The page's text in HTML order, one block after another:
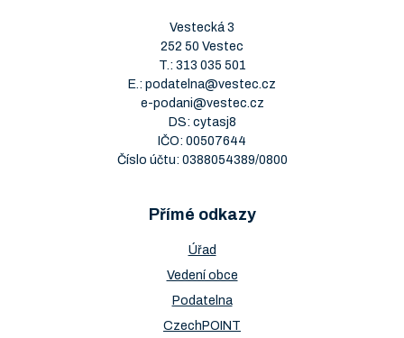
Vestecká 3
252 50 Vestec
T.: 313 035 501
E.: podatelna@vestec.cz
e-podani@vestec.cz
DS: cytasj8
IČO: 00507644
Číslo účtu: 0388054389/0800
Přímé odkazy
Úřad
Vedení obce
Podatelna
CzechPOINT